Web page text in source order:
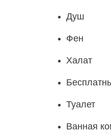
Душ
Фен
Халат
Туалет
Ванная